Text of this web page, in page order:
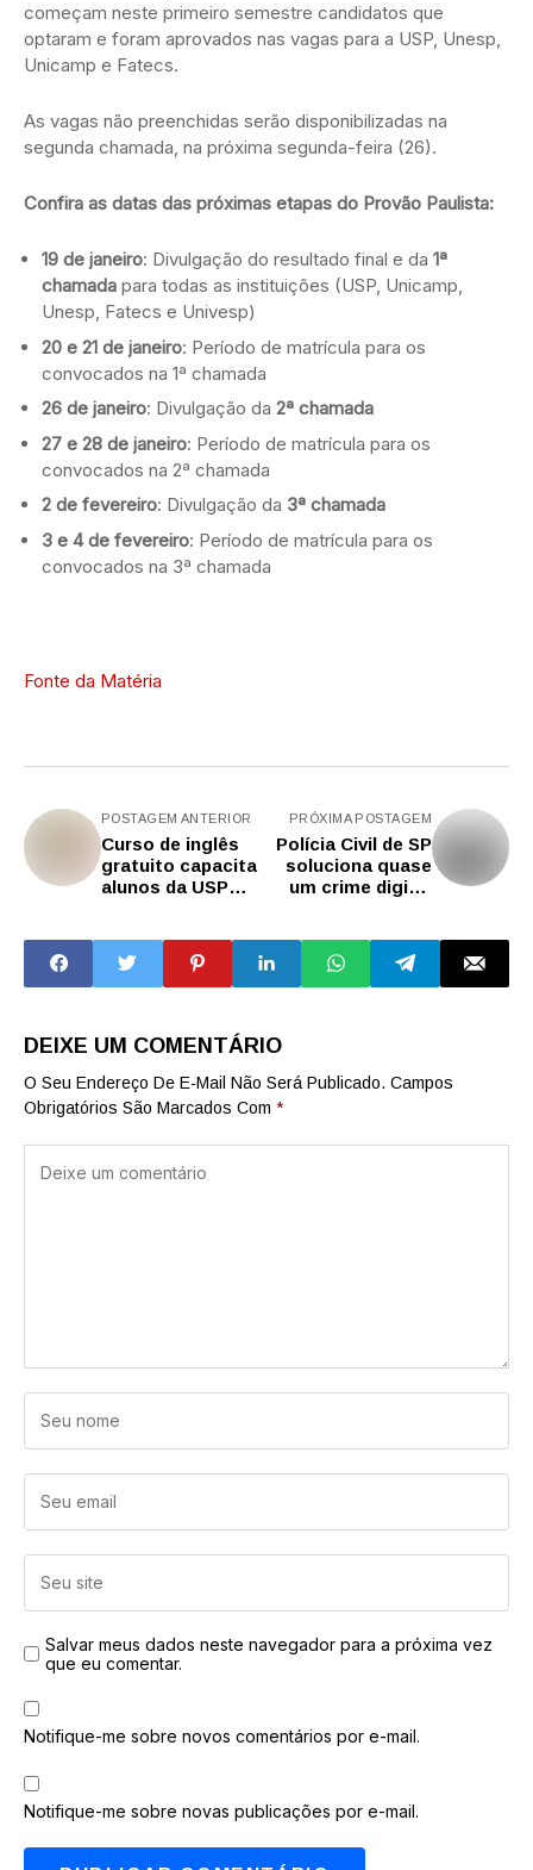
começam neste primeiro semestre candidatos que
optaram e foram aprovados nas vagas para a USP, Unesp,
Unicamp e Fatecs.
As vagas não preenchidas serão disponibilizadas na
segunda chamada, na próxima segunda-feira (26).
Confira as datas das próximas etapas do Provão Paulista:
19 de janeiro: Divulgação do resultado final e da 1ª
chamada para todas as instituições (USP, Unicamp,
Unesp, Fatecs e Univesp)
20 e 21 de janeiro: Período de matrícula para os
convocados na 1ª chamada
26 de janeiro: Divulgação da 2ª chamada
27 e 28 de janeiro: Período de matrícula para os
convocados na 2ª chamada
2 de fevereiro: Divulgação da 3ª chamada
3 e 4 de fevereiro: Período de matrícula para os
convocados na 3ª chamada
Fonte da Matéria
POSTAGEM ANTERIOR
Curso de inglês
gratuito capacita
alunos da USP
intercâmbio
PRÓXIMA POSTAGEM
Polícia Civil de SP
soluciona quase
um crime digital
DEIXE UM COMENTÁRIO
O Seu Endereço De E-Mail Não Será Publicado. Campos
Obrigatórios São Marcados Com *
Salvar meus dados neste navegador para a próxima vez
que eu comentar.
Notifique-me sobre novos comentários por e-mail.
Notifique-me sobre novas publicações por e-mail.